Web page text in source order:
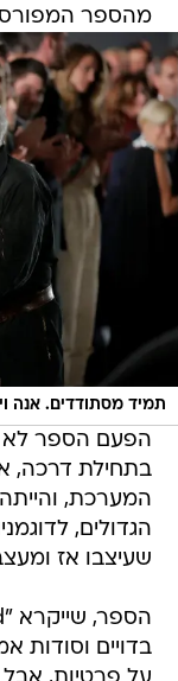
מהספר
תמיד מסתודדים. אנה
הפעם הספר
בתחילת דרכה,
המערכת,
הגדולים,
שעיצבו אז
בדויים וסודות